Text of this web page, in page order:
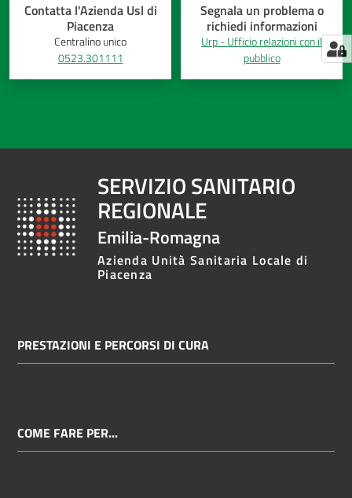
Contatta l'Azienda Usl di
Piacenza
Centralino unico
0523.301111
Segnala un problema o
richiedi informazioni
Urp - Ufficio relazioni con il
pubblico
SERVIZIO SANITARIO
REGIONALE
Emilia-Romagna
Azienda Unità Sanitaria Locale di
Piacenza
PRESTAZIONI E PERCORSI DI CURA
COME FARE PER...